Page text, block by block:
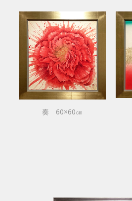
奏 60×60㎝